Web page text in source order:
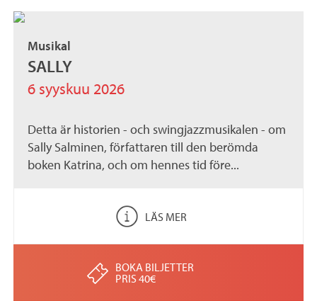
Musikal
SALLY
6 syyskuu 2026
Detta är historien - och swingjazzmusikalen - om
Sally Salminen, författaren till den berömda
boken Katrina, och om hennes tid före...
LÄS MER
BOKA BILJETTER
PRIS 40€